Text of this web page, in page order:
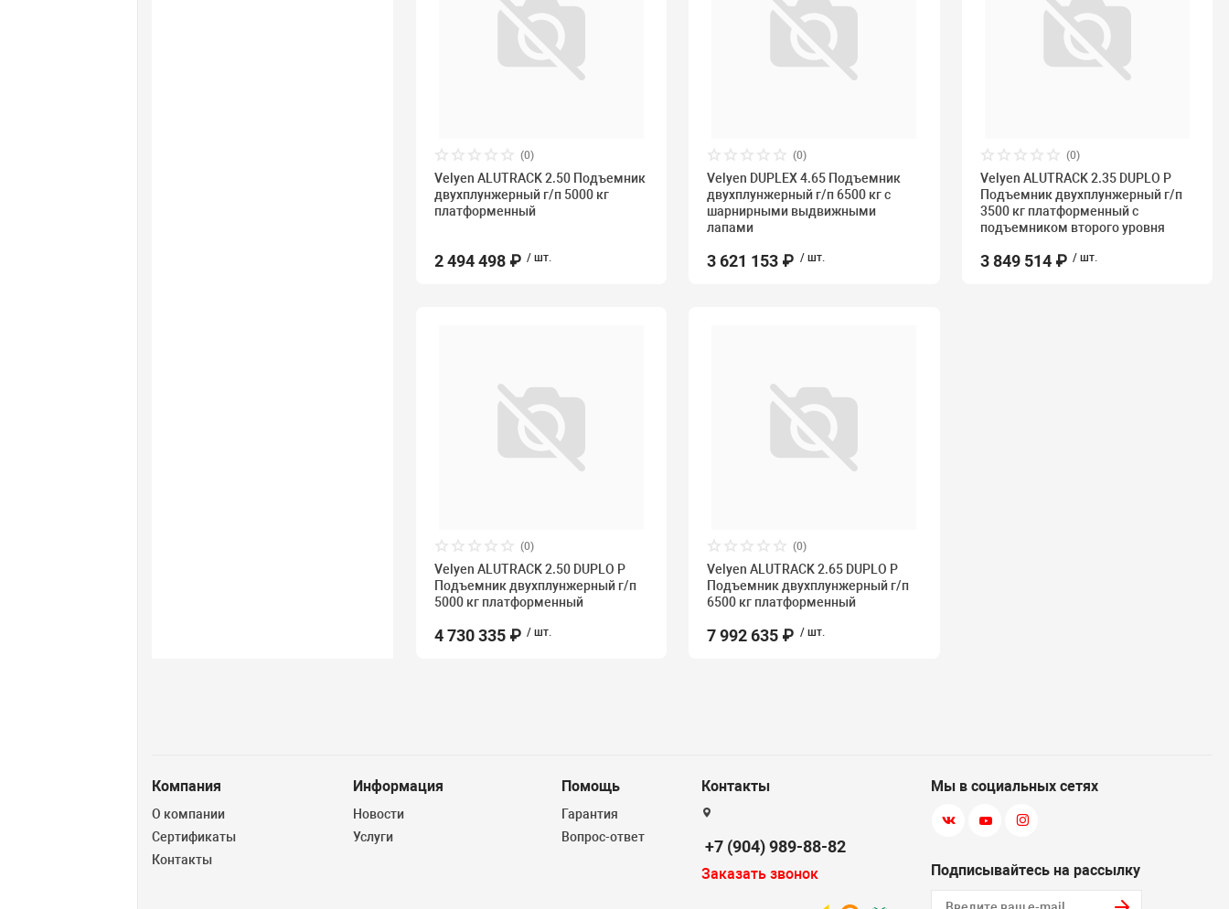
(0)
Velyen ALUTRACK 2.50 Подъемник
двухплунжерный г/п 5000 кг
платформенный
2 494 498 ₽ / шт.
(0)
Velyen DUPLEX 4.65 Подъемник
двухплунжерный г/п 6500 кг с
шарнирными выдвижными
лапами
3 621 153 ₽ / шт.
(0)
Velyen ALUTRACK 2.35 DUPLO P
Подъемник двухплунжерный г/п
3500 кг платформенный с
подъемником второго уровня
3 849 514 ₽ / шт.
(0)
Velyen ALUTRACK 2.50 DUPLO P
Подъемник двухплунжерный г/п
5000 кг платформенный
4 730 335 ₽ / шт.
(0)
Velyen ALUTRACK 2.65 DUPLO P
Подъемник двухплунжерный г/п
6500 кг платформенный
7 992 635 ₽ / шт.
Компания
О компании
Сертификаты
Контакты
Информация
Новости
Услуги
Помощь
Гарантия
Вопрос-ответ
Контакты
+7 (904) 989-88-82
Заказать звонок
Мы в социальных сетях
Подписывайтесь на рассылку